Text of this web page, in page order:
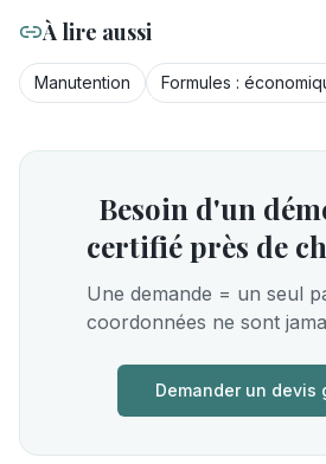
À lire aussi
Manutention Formules :
Besoin d'un
certifié près de
Une demande = un seul
coordonnées ne sont
Demander un devis